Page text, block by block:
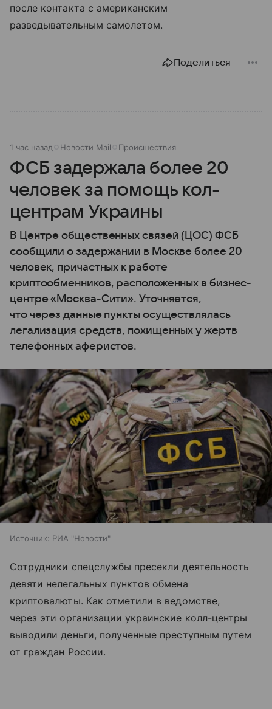
после контакта с американским
разведывательным самолетом.
Поделиться
1 час назад Новости Mail Происшествия
ФСБ задержала более 20
человек за помощь кол-
центрам Украины
В Центре общественных связей (ЦОС) ФСБ
сообщили о задержании в Москве более 20
человек, причастных к работе
криптообменников, расположенных в бизнес-
центре «Москва-Сити». Уточняется,
что через данные пункты осуществлялась
легализация средств, похищенных у жертв
телефонных аферистов.
Источник: РИА "Новости"
Сотрудники спецслужбы пресекли деятельность
девяти нелегальных пунктов обмена
криптовалюты. Как отметили в ведомстве,
через эти организации украинские колл-центры
выводили деньги, полученные преступным путем
от граждан России.